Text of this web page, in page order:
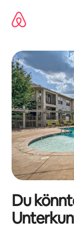
Inhalten
springen
Du